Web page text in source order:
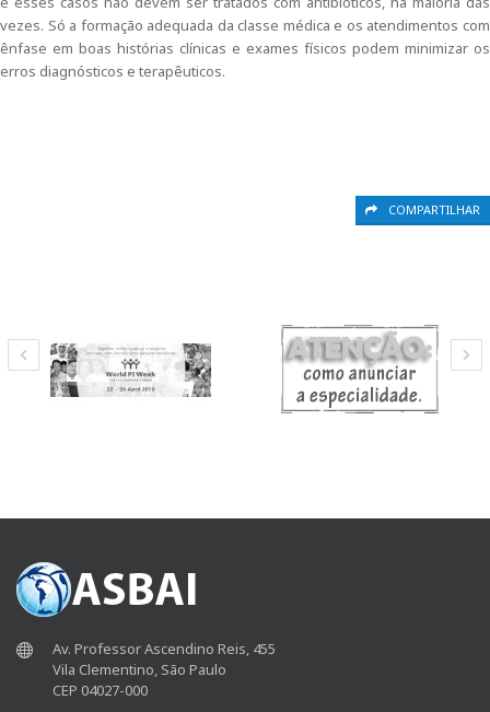
vezes. Só a formação adequada da classe médica e os atendimentos com
ênfase em boas histórias clínicas e exames físicos podem minimizar os
erros diagnósticos e terapêuticos.
COMPARTILHAR
Av. Professor Ascendino Reis, 455
Vila Clementino, São Paulo
CEP 04027-000